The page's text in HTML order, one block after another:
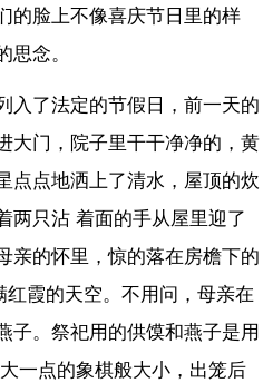
的脸上不像喜庆节日里的样
思念。
入了法定的节假日，前一天的
大门，院子里干干净净的，黄
点点地洒上了清水，屋顶的炊
两只沾 着面的手从屋里迎了
亲的怀里，惊的落在房檐下的
红霞的天空。不用问，母亲在
子。祭祀用的供馍和燕子是用
一点的象棋般大小，出笼后